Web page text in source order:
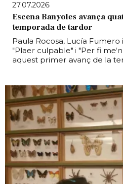
27.07.2026
Escena Banyoles avança
temporada de tardor
Paula Rocosa, Lucía
"Plaer culpable" i "Per fi
aquest primer avanç de la